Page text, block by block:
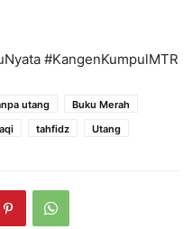
#KangenKumpulMTR
utang
Buku Merah
tahfidz Utang